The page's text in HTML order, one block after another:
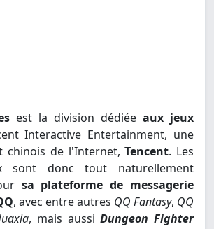
est la division dédiée aux jeux
Interactive Entertainment, une
chinois de l'Internet,Tencent. Les
sont donc tout naturellement
sa plateforme de messagerie
, avec entre autres QQ Fantasy, QQ
, mais aussiDungeon Fighter